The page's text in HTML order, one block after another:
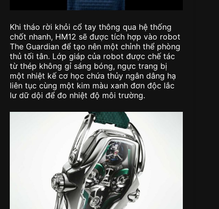
Khi tháo rời khỏi cổ tay thông qua hệ thống
chốt nhanh, HM12 sẽ được tích hợp vào robot
The Guardian để tạo nên một chỉnh thể phòng
thủ tối tân. Lớp giáp của robot được chế tác
từ thép không gỉ sáng bóng, ngực trang bị
một nhiệt kế cơ học chứa thủy ngân dâng hạ
liên tục cùng một kim màu xanh đơn độc lắc
lư dữ dội để đo nhiệt độ môi trường.